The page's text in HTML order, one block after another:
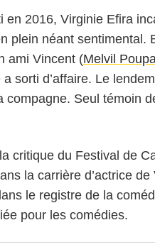
en 2016, Virginie Efira
plein néant sentimental.
ami Vincent (Melvil
a sorti d’affaire. Le
compagne. Seul témoin
critique du Festival de
la carrière d’actrice
le registre de la
pour les comédies.